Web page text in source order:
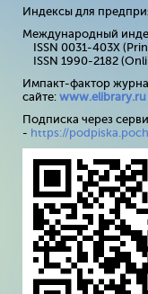
Индексы для
Международный
ISSN 0031-403X
ISSN 1990-2182
Импакт-фактор
сайте: www.elibrary.ru
Подписка через
- https://